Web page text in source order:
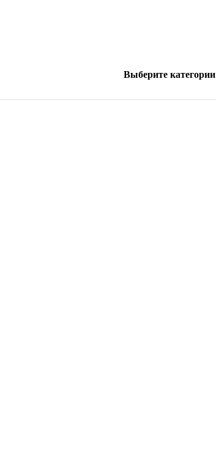
Выберите категории